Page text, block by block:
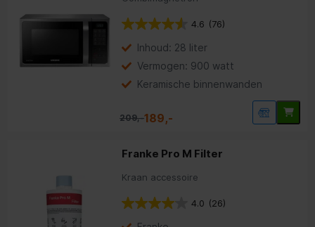
4.6 (76)
Inhoud: 28 liter
Vermogen: 900 watt
Keramische binnenwanden
209,-189,-
Franke Pro M Filter
Kraan accessoire
4.0 (26)